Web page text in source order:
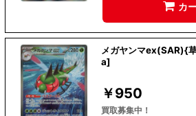
カ
メガヤンマ
a]
￥950
買取募集中！